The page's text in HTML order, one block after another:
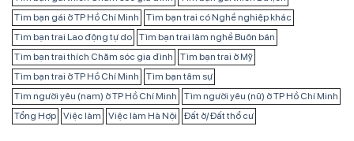
Tìm bạn gái ở TP Hồ Chí Minh
Tìm bạn trai có Nghề nghiệp khác
Tìm bạn trai Lao động tự do
Tìm bạn trai làm nghề Buôn bán
Tìm bạn trai thích Chăm sóc gia đình
Tìm bạn trai ở Mỹ
Tìm bạn trai ở TP Hồ Chí Minh
Tìm bạn tâm sự
Tìm người yêu (nam) ở TP Hồ Chí Minh
Tìm người yêu (nữ) ở TP Hồ Chí Minh
Tổng Hợp
Việc làm Việc làm Hà Nội Đất ở/ Đất thổ cư